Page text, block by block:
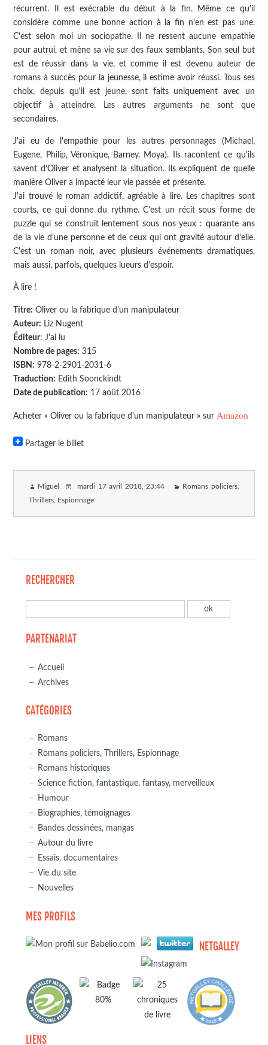
récurrent. Il est exécrable du début à la fin. Même ce qu'il
considère comme une bonne action à la fin n'en est pas une.
C'est selon moi un sociopathe. Il ne ressent aucune empathie
pour autrui, et mène sa vie sur des faux semblants. Son seul but
est de réussir dans la vie, et comme il est devenu auteur de
romans à succès pour la jeunesse, il estime avoir réussi. Tous ses
choix, depuis qu'il est jeune, sont faits uniquement avec un
objectif à atteindre. Les autres arguments ne sont que
secondaires.
J'ai eu de l'empathie pour les autres personnages (Michael,
Eugene, Philip, Véronique, Barney, Moya). Ils racontent ce qu'ils
savent d'Oliver et analysent la situation. Ils expliquent de quelle
manière Oliver a impacté leur vie passée et présente.
J'ai trouvé le roman addictif, agréable à lire. Les chapitres sont
courts, ce qui donne du rythme. C'est un récit sous forme de
puzzle qui se construit lentement sous nos yeux : quarante ans
de la vie d'une personne et de ceux qui ont gravité autour d'elle.
C'est un roman noir, avec plusieurs événements dramatiques,
mais aussi, parfois, quelques lueurs d'espoir.
À lire !
Titre: Oliver ou la fabrique d'un manipulateur
Auteur: Liz Nugent
Éditeur: J'ai lu
Nombre de pages: 315
ISBN: 978-2-2901-2031-6
Traduction: Edith Soonckindt
Date de publication: 17 août 2016
Acheter « Oliver ou la fabrique d'un manipulateur » surAmazon
Partager le billet
Miguel mardi 17 avril 2018, 23:44 Romans policiers,
Thrillers, Espionnage
RECHERCHER
PARTENARIAT
Accueil
Archives
CATÉGORIES
Romans
Romans policiers, Thrillers, Espionnage
Romans historiques
Science fiction, fantastique, fantasy, merveilleux
Humour
Biographies, témoignages
Bandes dessinées, mangas
Autour du livre
Essais, documentaires
Vie du site
Nouvelles
MES PROFILS
NETGALLEY
LIENS